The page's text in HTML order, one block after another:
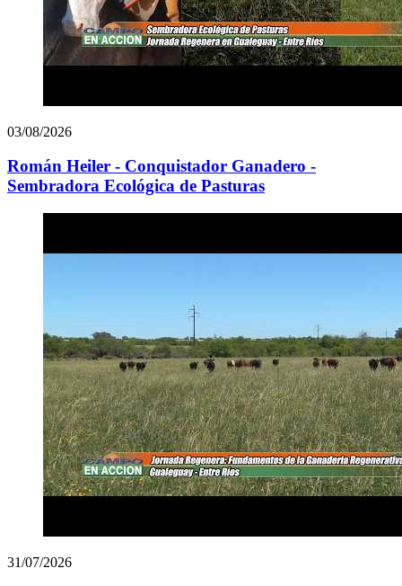
03/08/2026
Román Heiler - Conquistador Ganadero -
Sembradora Ecológica de Pasturas
31/07/2026